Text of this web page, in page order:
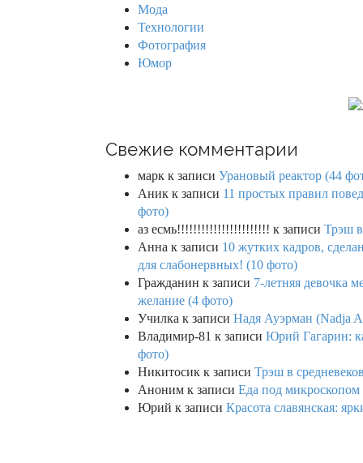
Мода
Технологии
Фотография
Юмор
Свежие комментарии
марк к записи Урановый реактор (44
Аник к записи 11 простых правил
фото)
аз есмь!!!!!!!!!!!!!!!!!!!!!!! к записи Трэш в
Анна к записи 10 жутких кадров,
для слабонервных! (10 фото)
Гражданин к записи 7-летняя девочка
желание (4 фото)
Училка к записи Надя Ауэрман (Nadja
Владимир-81 к записи Юрий Гагарин:
фото)
Никитосик к записи Трэш в
Аноним к записи Еда под микроскопом
Юрий к записи Красота славянская: